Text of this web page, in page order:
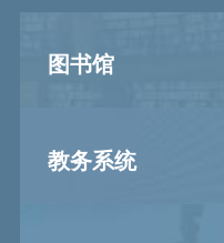
图书馆
教务系统